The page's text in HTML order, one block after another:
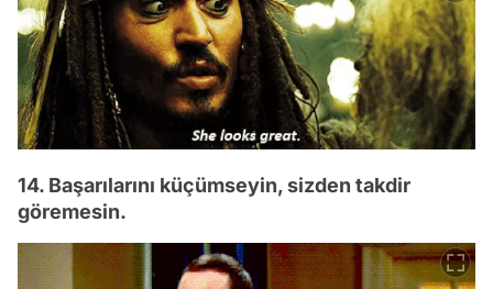
14. Başarılarını küçümseyin, sizden takdir
göremesin.